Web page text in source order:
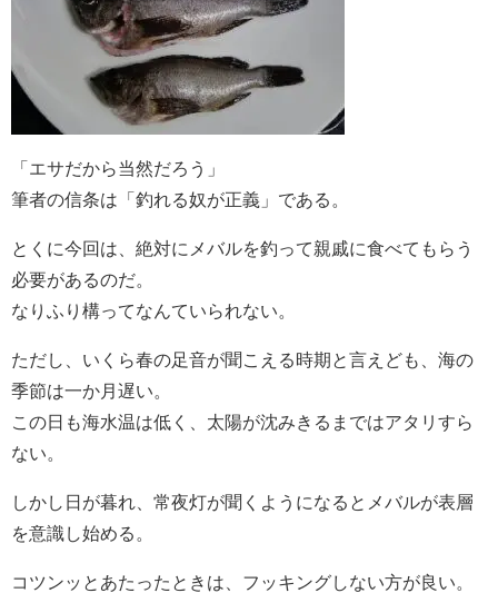
「エサだから当然だろう」
筆者の信条は「釣れる奴が正義」である。
とくに今回は、絶対にメバルを釣って親戚に食べてもらう
必要があるのだ。
なりふり構ってなんていられない。
ただし、いくら春の足音が聞こえる時期と言えども、海の
季節は一か月遅い。
この日も海水温は低く、太陽が沈みきるまではアタリすら
ない。
しかし日が暮れ、常夜灯が聞くようになるとメバルが表層
を意識し始める。
コツンッとあたったときは、フッキングしない方が良い。